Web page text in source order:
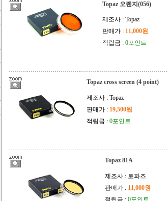
Topaz 오렌지(056)
제조사 : Topaz
판매가 : 11,000원
적립금 : 0포인트
Topaz cross screen (4 point)
제조사 : Topaz
판매가 : 19,500원
적립금 : 0포인트
Topaz 81A
제조사 : 토파즈
판매가 : 11,000원
적립금 : 0포인트